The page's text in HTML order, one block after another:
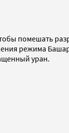
помешать
режима
уран.